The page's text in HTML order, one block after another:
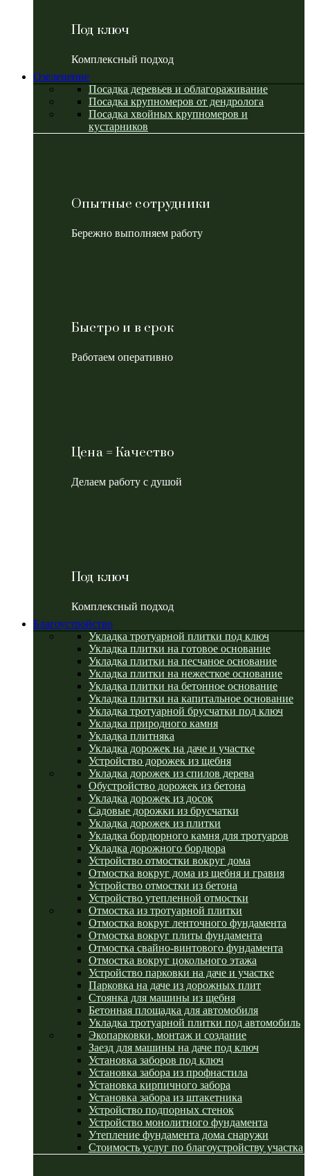
Под ключ
Комплексный подход
Озеленение
Посадка деревьев и облагораживание
Посадка крупномеров от дендролога
Посадка хвойных крупномеров и
кустарников
Опытные сотрудники
Бережно выполняем работу
Быстро и в срок
Работаем оперативно
Цена = Качество
Делаем работу с душой
Под ключ
Комплексный подход
Благоустройство
Укладка тротуарной плитки под ключ
Укладка плитки на готовое основание
Укладка плитки на песчаное основание
Укладка плитки на нежесткое основание
Укладка плитки на бетонное основание
Укладка плитки на капитальное основание
Укладка тротуарной брусчатки под ключ
Укладка природного камня
Укладка плитняка
Укладка дорожек на даче и участке
Устройство дорожек из щебня
Укладка дорожек из спилов дерева
Обустройство дорожек из бетона
Укладка дорожек из досок
Садовые дорожки из брусчатки
Укладка дорожек из плитки
Укладка бордюрного камня для тротуаров
Укладка дорожного бордюра
Устройство отмостки вокруг дома
Отмостка вокруг дома из щебня и гравия
Устройство отмостки из бетона
Устройство утепленной отмостки
Отмостка из тротуарной плитки
Отмостка вокруг ленточного фундамента
Отмостка вокруг плиты фундамента
Отмостка свайно-винтового фундамента
Отмостка вокруг цокольного этажа
Устройство парковки на даче и участке
Парковка на даче из дорожных плит
Стоянка для машины из щебня
Бетонная площадка для автомобиля
Укладка тротуарной плитки под автомобиль
Экопарковки, монтаж и создание
Заезд для машины на даче под ключ
Установка заборов под ключ
Установка забора из профнастила
Установка кирпичного забора
Установка забора из штакетника
Устройство подпорных стенок
Устройство монолитного фундамента
Утепление фундамента дома снаружи
Стоимость услуг по благоустройству участка